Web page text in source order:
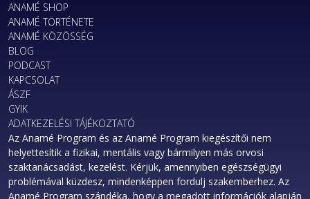
ANAMÉ SHOP
ANAMÉ TÖRTÉNETE
ANAMÉ KÖZÖSSÉG
BLOG
PODCAST
KAPCSOLAT
ÁSZF
GYIK
ADATKEZELÉSI TÁJÉKOZTATÓ
Az Anamé Program és az Anamé Program kiegészítői nem
helyettesítik a fizikai, mentális vagy bármilyen más orvosi
szaktanácsadást, kezelést. Kérjük, amennyiben egészségügyi
problémával küzdesz, mindenképpen fordulj szakemberhez. Az
Anamé Program szándéka, hogy a megadott információk alapján